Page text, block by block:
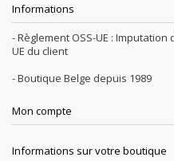
Informations
- Règlement OSS-UE :
UE du client
- Boutique Belge depuis 1989
Mon compte
Informations sur votre boutique